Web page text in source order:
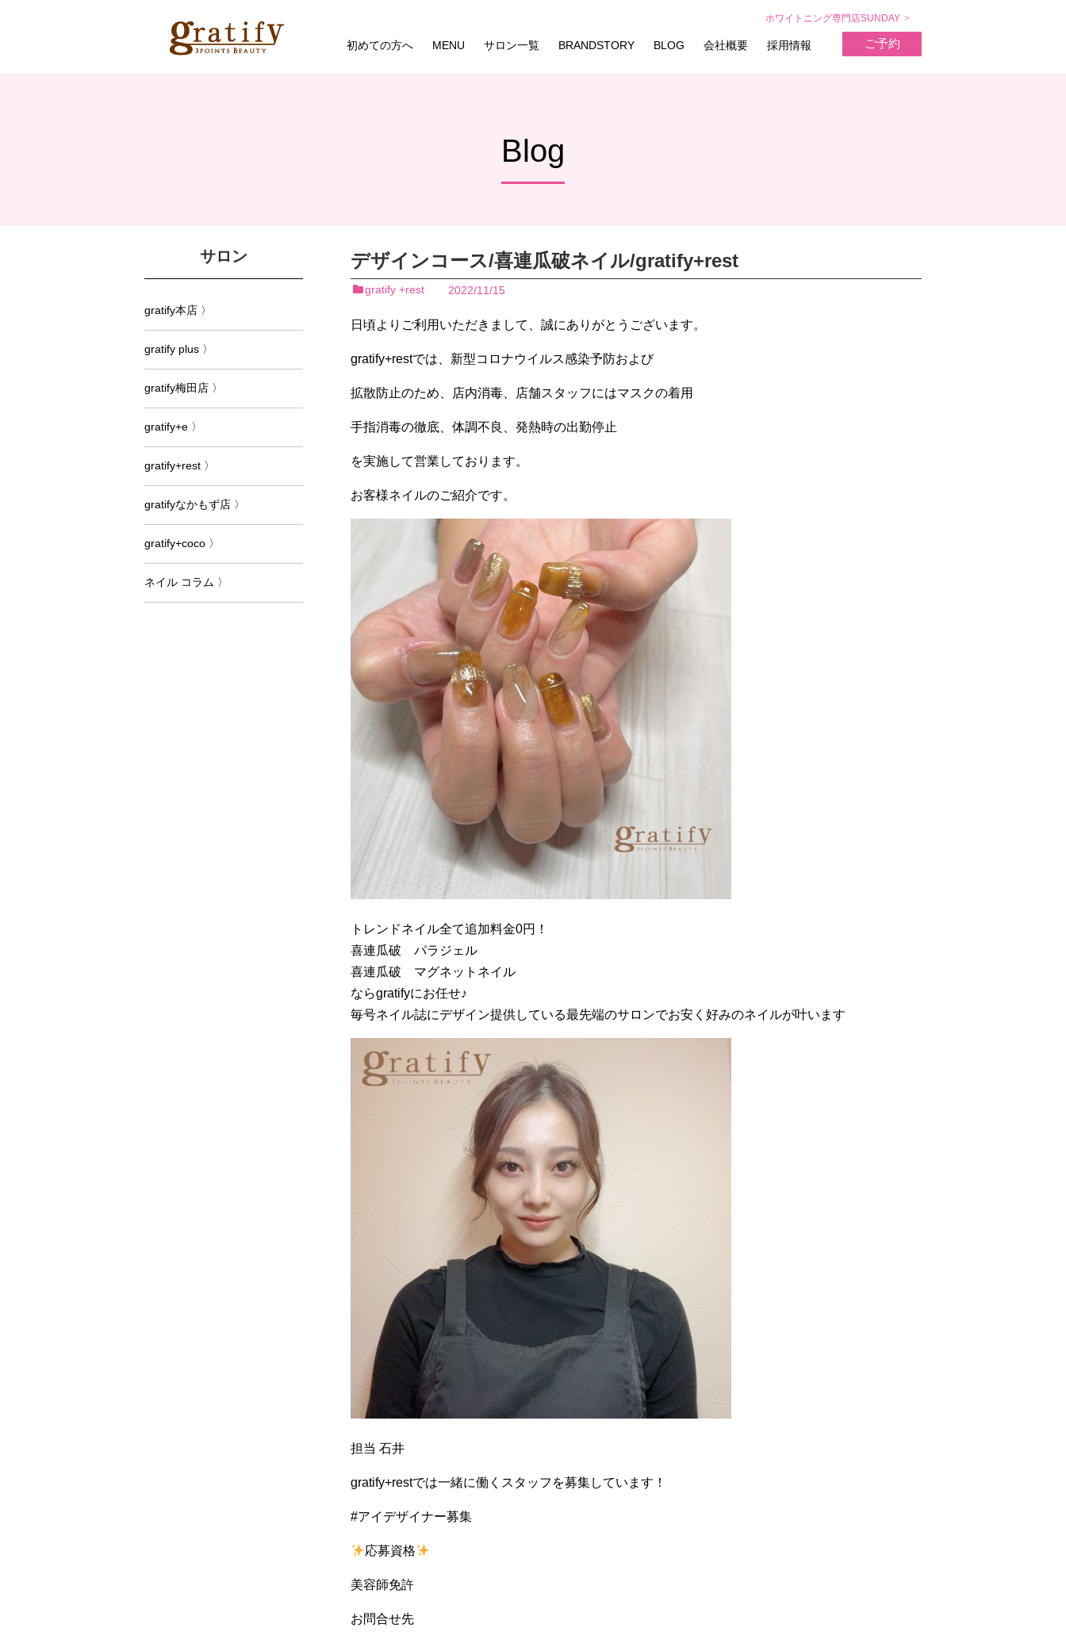
ホワイトニング専門店SUNDAY
ご予約
初めての方へ MENU サロン一覧 BRANDSTORY BLOG 会社概要 採用情報
Blog
デザインコース/喜連瓜破ネイル/gratify+rest
2022/11/15
gratify +rest
日頃よりご利用いただきまして、誠にありがとうございます。
gratify+restでは、新型コロナウイルス感染予防および
拡散防止のため、店内消毒、店舗スタッフにはマスクの着用
手指消毒の徹底、体調不良、発熱時の出勤停止
を実施して営業しております。
お客様ネイルのご紹介です。
トレンドネイル全て追加料金0円！
喜連瓜破 パラジェル
喜連瓜破 マグネットネイル
ならgratifyにお任せ♪
毎号ネイル誌にデザイン提供している最先端のサロンでお安く好みのネイルが叶います
担当 石井
gratify+restでは一緒に働くスタッフを募集しています！
#アイデザイナー募集
応募資格
美容師免許
お問合せ先
サロン
gratify本店 〉
gratify plus 〉
gratify梅田店 〉
gratify+e 〉
gratify+rest 〉
gratifyなかもず店 〉
gratify+coco 〉
ネイル コラム 〉